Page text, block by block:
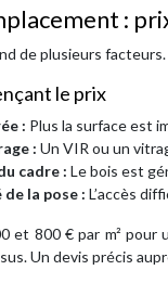
:
de plusieurs facteurs.
le prix
: Plus la surface est
: Un VIR ou un
cadre : Le bois est
la pose : L’accès
et 800 € par m²
Un devis précis